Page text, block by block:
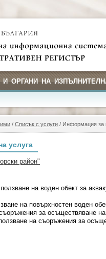
И ОРГАНИ НА
/ Списък с услуги / Информация за
услуга
район"
на воден обект за
на повърхностен воден
за осъществяване
на съоръжения за